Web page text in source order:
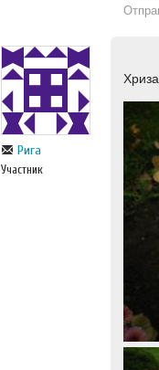
Рига
Участник